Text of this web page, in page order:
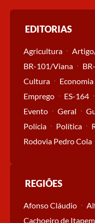
EDITORIAS
Agricultura
BR-101/Viana
Cultura
Economia
Emprego
ES-164
Evento
Geral
Polícia
Política
Rodovia Pedro Cola
REGIÕES
Afonso Cláudio
Cachoeiro de